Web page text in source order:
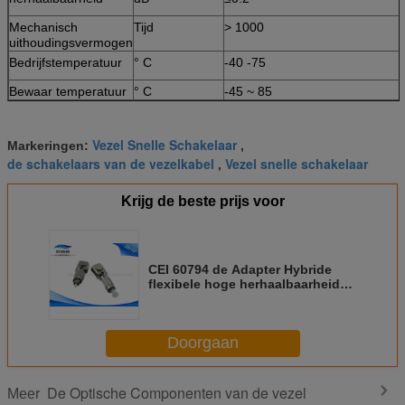
Mechanisch
uithoudingsvermogen
Tijd > 1000
Bedrijfstemperatuur ° C
-40 -75
Bewaar temperatuur ° C -45 ~ 85
Markeringen: Vezel Snelle Schakelaar ,
de schakelaars van de vezelkabel , Vezel snelle schakelaar
Krijg de beste prijs voor
CEI 60794 de Adapter Hybride
flexibele hoge herhaalbaarheid
Doorgaan
Meer De Optische Componenten van de vezel